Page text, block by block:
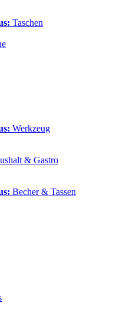
Taschen
Werkzeug
& Gastro
Becher & Tassen